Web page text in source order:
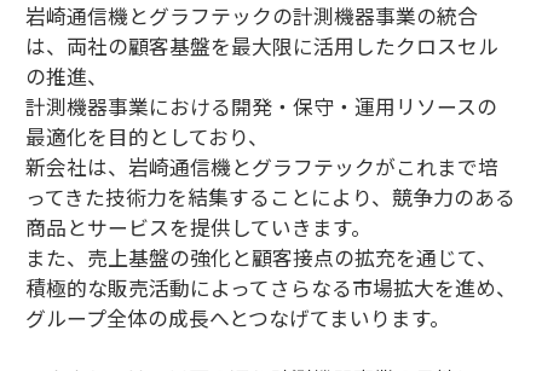
岩崎通信機とグラフテックの計測機器事業の統合
は、両社の顧客基盤を最大限に活用したクロスセル
の推進、
計測機器事業における開発・保守・運用リソースの
最適化を目的としており、
新会社は、岩崎通信機とグラフテックがこれまで培
ってきた技術力を結集することにより、競争力のある
商品とサービスを提供していきます。
また、売上基盤の強化と顧客接点の拡充を通じて、
積極的な販売活動によってさらなる市場拡大を進め、
グループ全体の成長へとつなげてまいります。